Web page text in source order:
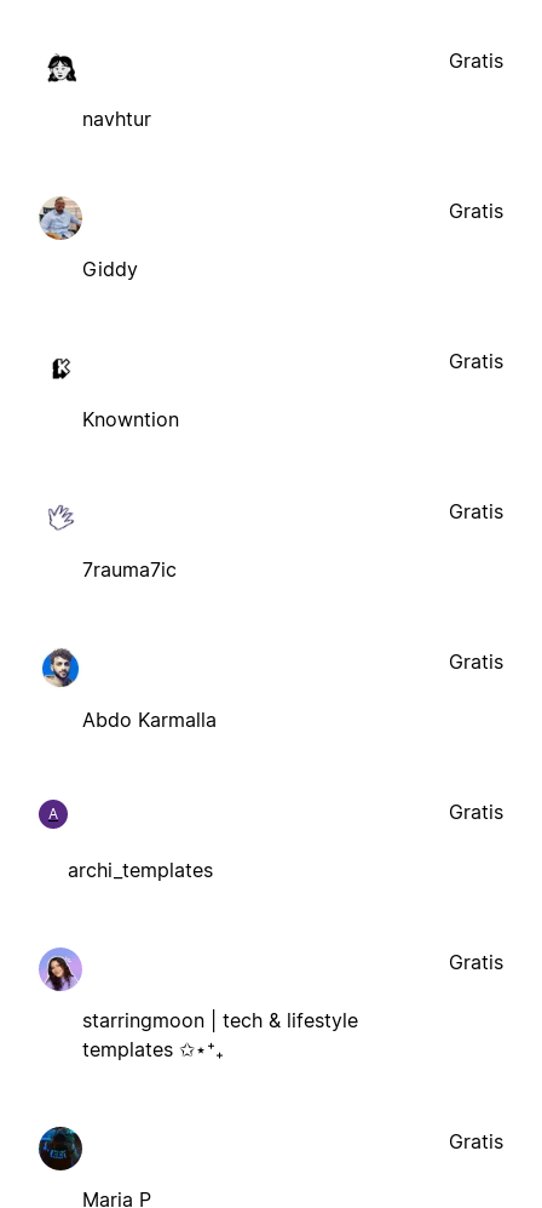
navhtur
Gratis
Giddy
Gratis
Knowntion
Gratis
7rauma7ic
Gratis
Abdo Karmalla
Gratis
A
archi_templates
Gratis
starringmoon | tech & lifestyle
templates ✩⋆⁺₊
Gratis
Maria P
Gratis